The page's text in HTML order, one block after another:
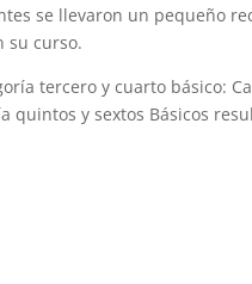
se llevaron un pequeño
su curso.
tercero y cuarto básico:
quintos y sextos Básicos